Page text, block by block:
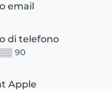
email
di telefono
90
Apple